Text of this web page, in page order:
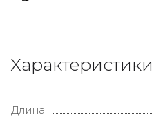
Характеристики
Длина